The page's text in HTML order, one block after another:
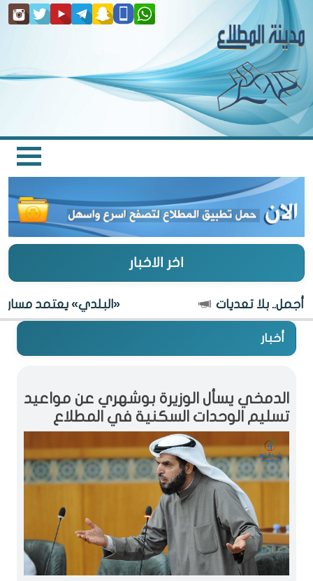
اخر الاخبار
بلا تعديات «البلدي» يعتمد مسار
أخبار
الدمخي يسأل الوزيرة بوشهري عن مواعيد
تسليم الوحدات السكنية في المطلاع